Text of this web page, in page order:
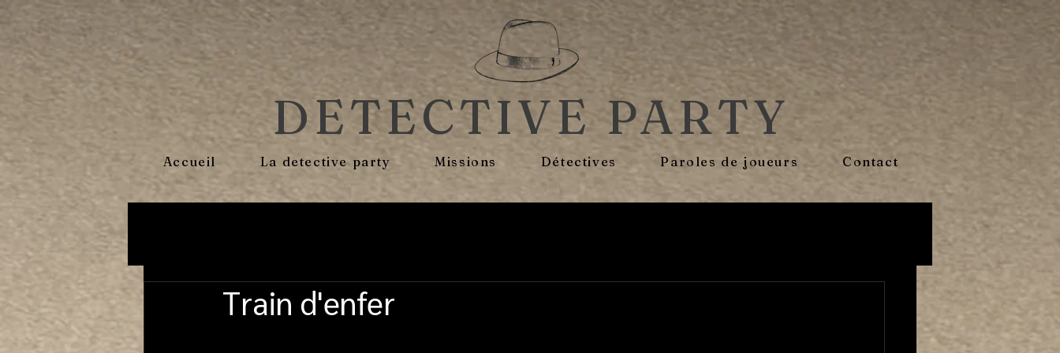
DETECTIVE PARTY
Accueil La detective party Missions Détectives Paroles de joueurs Contact
Train d'enfer